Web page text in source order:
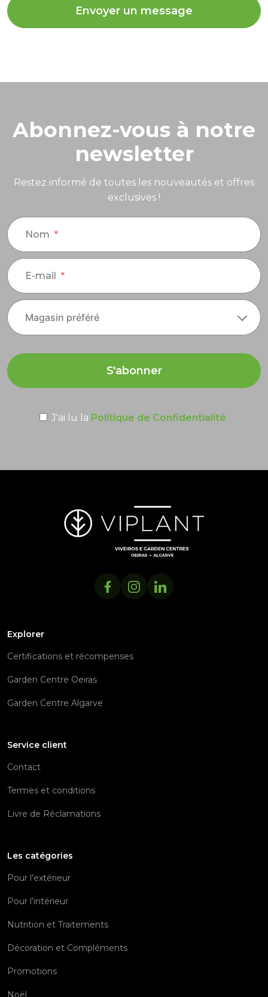
Envoyer un message
Abonnez-vous à notre
newsletter
Restez informé de toutes les nouveautés et offres
exclusives !
Nom
E-mail
S'abonner
J'ai lu la Politique de Confidentialité
Explorer
Certifications et récompenses
Garden Centre Oeiras
Garden Centre Algarve
Service client
Contact
Termes et conditions
Livre de Réclamations
Les catégories
Pour l’extérieur
Pour l’intérieur
Nutrition et Traitements
Décoration et Compléments
Promotions
Noël